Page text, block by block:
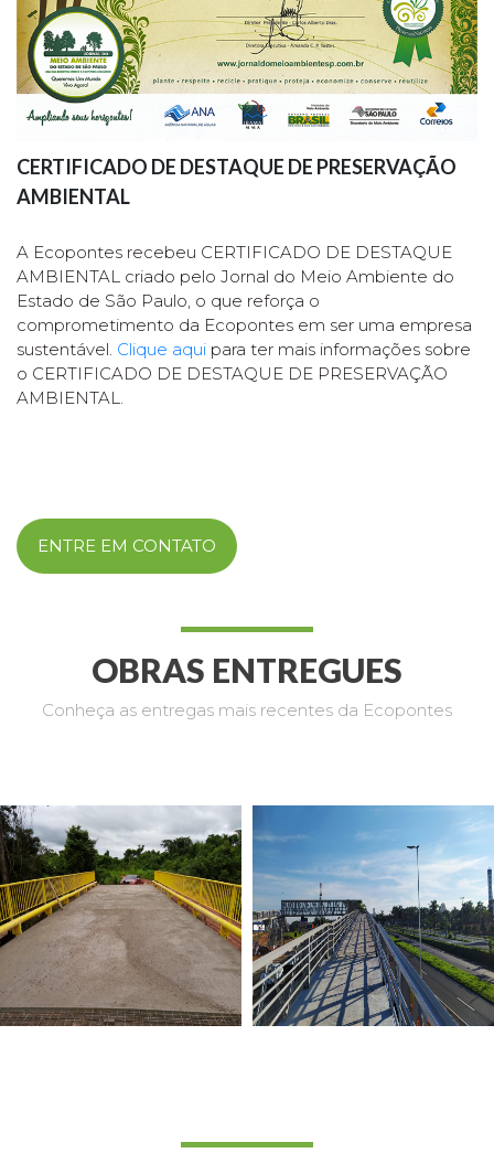
CERTIFICADO DE DESTAQUE DE PRESERVAÇÃO
AMBIENTAL
A Ecopontes recebeu CERTIFICADO DE DESTAQUE
AMBIENTAL criado pelo Jornal do Meio Ambiente do
Estado de São Paulo, o que reforça o
comprometimento da Ecopontes em ser uma empresa
sustentável. Clique aqui para ter mais informações sobre
o CERTIFICADO DE DESTAQUE DE PRESERVAÇÃO
AMBIENTAL.
ENTRE EM CONTATO
OBRAS ENTREGUES
Conheça as entregas mais recentes da Ecopontes